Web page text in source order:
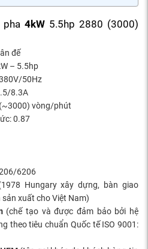
4kW 5.5hp 2880 (3000)
đế
– 5.5hp
50Hz
8.3A
vòng/phút
0.87
6206
Hungary xây dựng, bàn giao
xuất cho Việt Nam)
(chế tạo và được đảm bảo bởi hệ
theo tiêu chuẩn Quốc tế ISO 9001: